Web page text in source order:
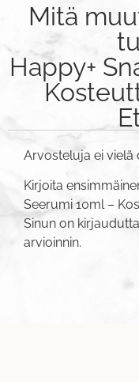
Mitä
Happy+
Arvosteluja ei vielä
Kirjoita
Seerumi 10ml –
Sinun on
arvioinnin.